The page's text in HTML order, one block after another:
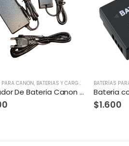
/ FOCOS LED,VARIOS
PARA CANON, BATERIAS Y CARGADORES
Bateria compatible con Canon LPE17 1500 mAh
BATERÍAS
$3.000